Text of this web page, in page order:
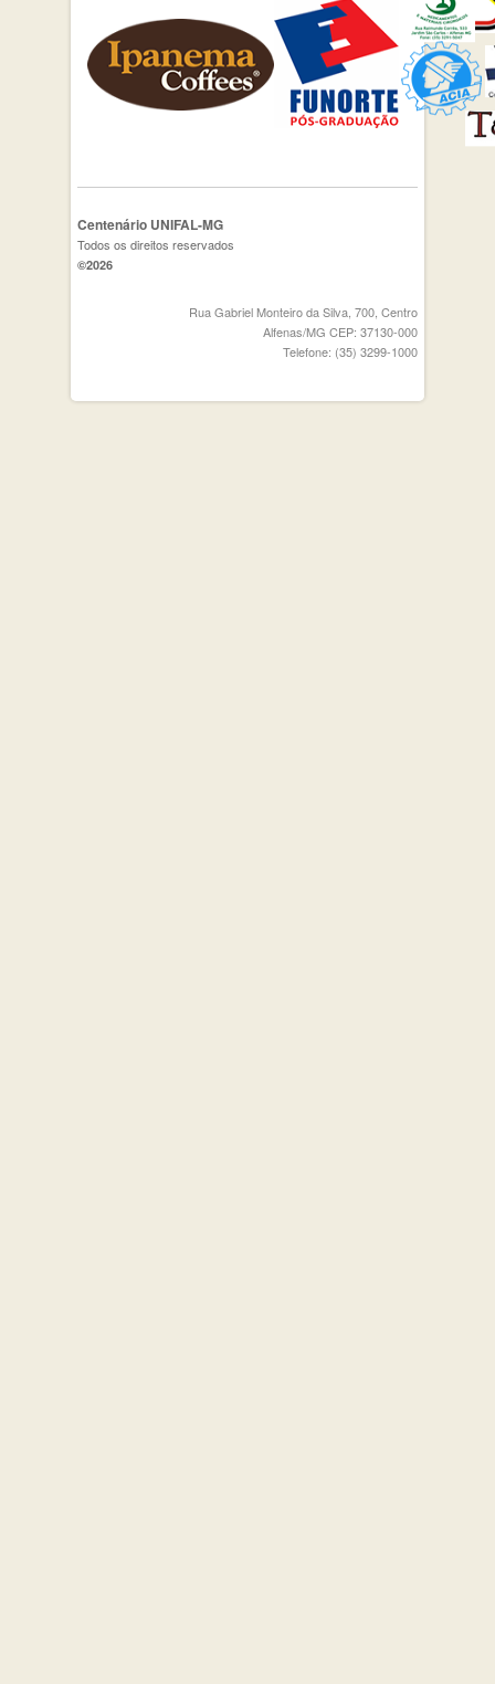
Centenário UNIFAL-MG
Todos os direitos reservados
©2026
Rua Gabriel Monteiro da Silva, 700, Centro
Alfenas/MG CEP: 37130-000
Telefone: (35) 3299-1000